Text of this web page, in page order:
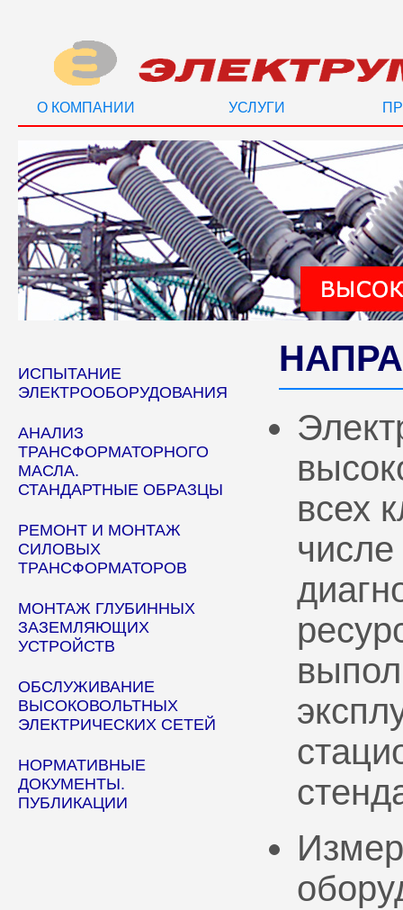
О КОМПАНИИ УСЛУГИ
ИСПЫТАНИЕ
ЭЛЕКТРООБОРУДОВАНИЯ
АНАЛИЗ
ТРАНСФОРМАТОРНОГО
МАСЛА.
СТАНДАРТНЫЕ ОБРАЗЦЫ
РЕМОНТ И МОНТАЖ
СИЛОВЫХ
ТРАНСФОРМАТОРОВ
МОНТАЖ ГЛУБИННЫХ
ЗАЗЕМЛЯЮЩИХ
УСТРОЙСТВ
ОБСЛУЖИВАНИЕ
ВЫСОКОВОЛЬТНЫХ
ЭЛЕКТРИЧЕСКИХ СЕТЕЙ
НОРМАТИВНЫЕ
ДОКУМЕНТЫ.
ПУБЛИКАЦИИ
всех